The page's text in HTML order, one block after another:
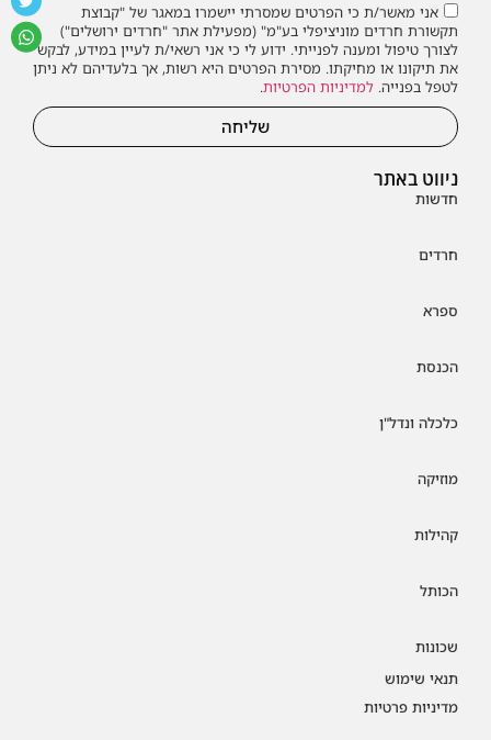
ניווט באתר
חדשות
חרדים
ספרא
הכנסת
כלכלה ונדל"ן
מוזיקה
קהילות
הכותל
שכונות
תנאי שימוש
מדיניות פרטיות
אני מאשר/ת כי הפרטים שמסרתי יישמרו במאגר של "קבוצת
תקשורת חרדים מוניציפלי בע"מ" (מפעילת אתר "חרדים ירושלים")
לצורך טיפול ומענה לפנייתי. ידוע לי כי אני רשאי/ת לעיין במידע, לבקש
את תיקונו או מחיקתו. מסירת הפרטים היא רשות, אך בלעדיהם לא ניתן
לטפל בפנייה. למדיניות הפרטיות.
שליחה